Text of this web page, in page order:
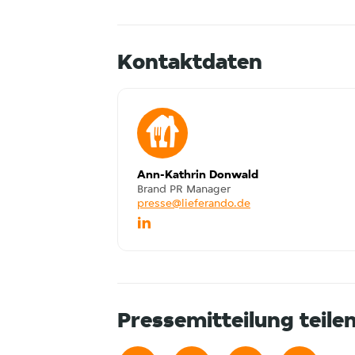
Kontaktdaten
Ann-Kathrin Donwald
Brand PR Manager
presse@lieferando.de
Pressemitteilung